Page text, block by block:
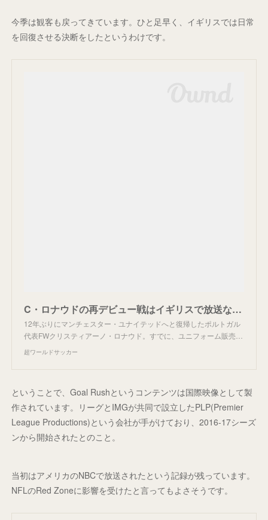
今季は観客も戻ってきています。ひと足早く、イギリスでは日常
を回復させる決断をしたというわけです。
C・ロナウドの再デビュー戦はイギリスで放送なし!? 40年以上続く、とある“ルール”を知っている？【超ワールドサッカー】
12年ぶりにマンチェスター・ユナイテッドへと復帰したポルトガル
代表FWクリスティアーノ・ロナウド。すでに、ユニフォーム販売…
超ワールドサッカー
ということで、Goal Rushというコンテンツは国際映像として製
作されています。リーグとIMGが共同で設立したPLP(Premier
League Productions)という会社が手がけており、2016-17シーズ
ンから開始されたとのこと。
当初はアメリカのNBCで放送されたという記録が残っています。
NFLのRed Zoneに影響を受けたと言ってもよさそうです。